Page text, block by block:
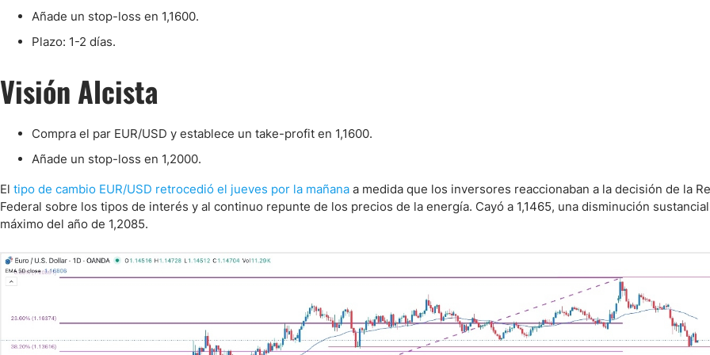
Paraguay
Peru
Latinoamérica
Nicaragua
Estados Unidos
Nasdaq 100
IBEX 35
Acciones
Banco Santander (SAN)
Todas las Acciones
Añade un stop-loss en 1,1600.
Plazo: 1-2 días.
Visión Alcista
Compra el par EUR/USD y establece un take-profit en 1,1600.
Añade un stop-loss en 1,2000.
El tipo de cambio EUR/USD retrocedió el jueves por la mañana a medida que los inversores reaccionaban a la decisión de la
Federal sobre los tipos de interés y al continuo repunte de los precios de la energía. Cayó a 1,1465, una disminución
máximo del año de 1,2085.